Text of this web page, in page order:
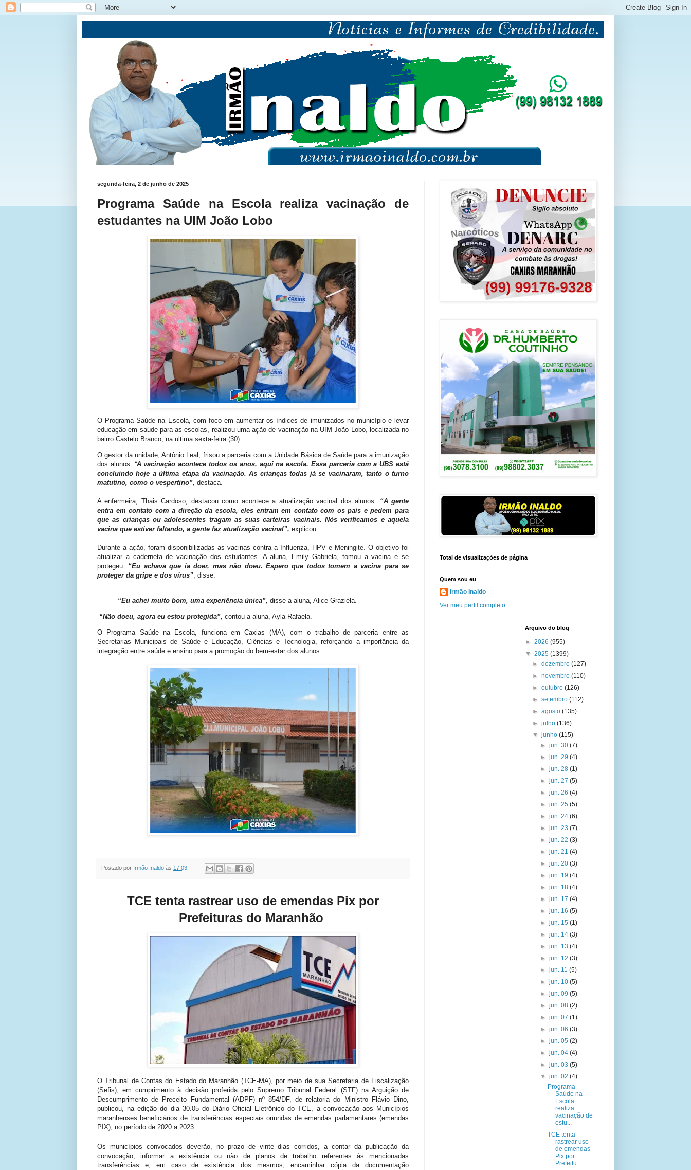
segunda-feira, 2 de junho de 2025
Programa Saúde na Escola realiza vacinação de
estudantes na UIM João Lobo
O Programa Saúde na Escola, com foco em aumentar os índices de imunizados no município e levar
educação em saúde para as escolas, realizou uma ação de vacinação na UIM João Lobo, localizada no
bairro Castelo Branco, na ultima sexta-feira (30).
O gestor da unidade, Antônio Leal, frisou a parceria com a Unidade Básica de Saúde para a imunização
dos alunos. “A vacinação acontece todos os anos, aqui na escola. Essa parceria com a UBS está
concluindo hoje a última etapa da vacinação. As crianças todas já se vacinaram, tanto o turno
matutino, como o vespertino”, destaca.
A enfermeira, Thais Cardoso, destacou como acontece a atualização vacinal dos alunos. “A gente
entra em contato com a direção da escola, eles entram em contato com os pais e pedem para
que as crianças ou adolescentes tragam as suas carteiras vacinais. Nós verificamos e aquela
vacina que estiver faltando, a gente faz atualização vacinal”, explicou.
Durante a ação, foram disponibilizadas as vacinas contra a Influenza, HPV e Meningite. O objetivo foi
atualizar a caderneta de vacinação dos estudantes. A aluna, Emily Gabriela, tomou a vacina e se
protegeu. “Eu achava que ia doer, mas não doeu. Espero que todos tomem a vacina para se
proteger da gripe e dos vírus” , disse.
“Eu achei muito bom, uma experiência única”, disse a aluna, Alice Graziela.
“Não doeu, agora eu estou protegida”, contou a aluna, Ayla Rafaela.
O Programa Saúde na Escola, funciona em Caxias (MA), com o trabalho de parceria entre as
Secretarias Municipais de Saúde e Educação, Ciências e Tecnologia, reforçando a importância da
integração entre saúde e ensino para a promoção do bem-estar dos alunos.
Postado por Irmão Inaldo às 17:03
TCE tenta rastrear uso de emendas Pix por
Prefeituras do Maranhão
O Tribunal de Contas do Estado do Maranhão (TCE-MA), por meio de sua Secretaria de Fiscalização
(Sefis), em cumprimento à decisão proferida pelo Supremo Tribunal Federal (STF) na Arguição de
Descumprimento de Preceito Fundamental (ADPF) nº 854/DF, de relatoria do Ministro Flávio Dino,
publicou, na edição do dia 30.05 do Diário Oficial Eletrônico do TCE, a convocação aos Municípios
maranhenses beneficiários de transferências especiais oriundas de emendas parlamentares (emendas
PIX), no período de 2020 a 2023.
Os municípios convocados deverão, no prazo de vinte dias corridos, a contar da publicação da
convocação, informar a existência ou não de planos de trabalho referentes às mencionadas
transferências e, em caso de existência dos mesmos, encaminhar cópia da documentação
Total de visualizações de página
Quem sou eu
Irmão Inaldo
Ver meu perfil completo
Arquivo do blog
► 2026 (955)
▼ 2025 (1399)
►dezembro(127)
►novembro(110)
►outubro(126)
►setembro(112)
►agosto(135)
►julho(136)
▼junho(115)
► jun. 30 (7)
► jun. 29 (4)
► jun. 28 (1)
► jun. 27 (5)
► jun. 26 (4)
► jun. 25 (5)
► jun. 24 (6)
► jun. 23 (7)
► jun. 22 (3)
► jun. 21 (4)
► jun. 20 (3)
► jun. 19 (4)
► jun. 18 (4)
► jun. 17 (4)
► jun. 16 (5)
► jun. 15 (1)
► jun. 14 (3)
► jun. 13 (4)
► jun. 12 (3)
► jun. 11 (5)
► jun. 10 (5)
► jun. 09 (5)
► jun. 08 (2)
► jun. 07 (1)
► jun. 06 (3)
► jun. 05 (2)
► jun. 04 (4)
► jun. 03 (5)
▼ jun. 02 (4)
Programa
Saúde na
Escola
realiza
vacinação de
estu...
TCE tenta
rastrear uso
de emendas
Pix por
Prefeitu...